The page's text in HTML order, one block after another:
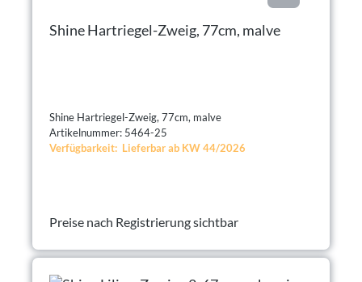
Shine Hartriegel-Zweig, 77cm, malve
Shine Hartriegel-Zweig, 77cm, malve
Artikelnummer: 5464-25
Verfügbarkeit: Lieferbar ab KW 44/2026
Preise nach Registrierung sichtbar